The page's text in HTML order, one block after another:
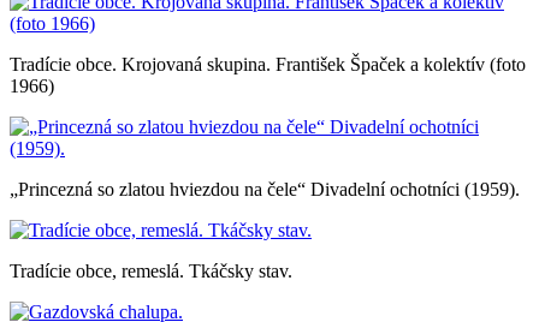
Tradície obce. Krojovaná skupina. František Špaček a kolektív (foto
1966)
„Princezná so zlatou hviezdou na čele“ Divadelní ochotníci (1959).
Tradície obce, remeslá. Tkáčsky stav.